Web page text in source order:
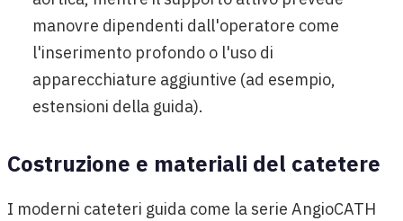
manovre dipendenti dall'operatore come
l'inserimento profondo o l'uso di
apparecchiature aggiuntive (ad esempio,
estensioni della guida).
Costruzione e materiali del catetere
I moderni cateteri guida come la serie AngioCATH